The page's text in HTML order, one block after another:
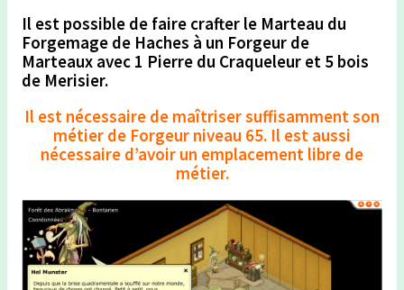
Il est possible de faire crafter le Marteau du
Forgemage de Haches à un Forgeur de
Marteaux avec 1 Pierre du Craqueleur et 5 bois
de Merisier.
Il est nécessaire de maîtriser suffisamment son
métier de Forgeur niveau 65. Il est aussi
nécessaire d’avoir un emplacement libre de
métier.